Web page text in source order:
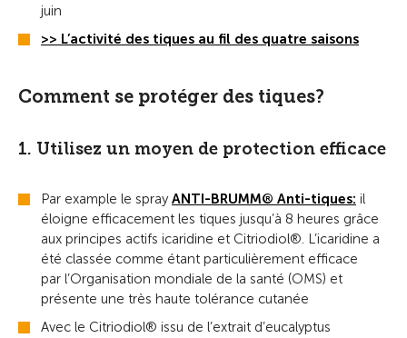
juin
>> L’activité des tiques au fil des quatre saisons
Comment se protéger des tiques?
1. Utilisez un moyen de protection efficace
Par example le sprayANTI-BRUMM® Anti-tiques: il
éloigne efficacement les tiques jusqu’à 8 heures grâce
aux principes actifs icaridine et Citriodiol®. L’icaridine a
été classée comme étant particulièrement efficace
par l’Organisation mondiale de la santé (OMS) et
présente une très haute tolérance cutanée
Avec le Citriodiol® issu de l’extrait d’eucalyptus